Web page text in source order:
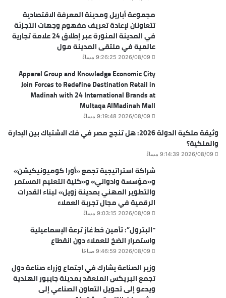
مجموعة أباريل ومدينة المعرفة الاقتصادية
تتعاونان لإعادة تعريف مفهوم وجهات التجزئة
في المدينة المنورة عبر إطلاق 24 علامة تجارية
عالمية في ملتقى المدينة مول
2026/08/09 9:26:25 مساءً
Apparel Group and Knowledge Economic City
Join Forces to Redefine Destination Retail in
Madinah with 24 International Brands at
Multaqa AlMadinah Mall
2026/08/09 9:19:48 مساءً
وثيقة ملكية الدولة 2026: هل تنجح مصر في فك الاشتباك بين الإدارة
والملكية؟
2026/08/09 9:14:39 مساءً
شراكة استراتيجية تجمع «أورا كوميونيكيشن»
و«مؤسسة وادواني» و«كلية التعليم المستمر
والتطوير المهني بمدينة زويل» لبناء القدرات
الرقمية في مجال تجربة العملاء
2026/08/09 9:03:15 مساءً
“البترول”: تأمين خط غاز ترعة الإسماعيلية
واستمرار الضخ للعملاء دون انقطاع
2026/08/09 9:46:59 صباحًا
وزير الصناعة يشارك في اجتماع وزراء صناعة دول
تجمع البريكس المنعقد بمدينة جايبور الهندية
ويدعو إلى تحويل التعاون الصناعي إلى